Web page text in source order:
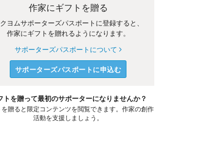
作家にギフトを贈る
ヨムサポーターズパスポートに登録すると、
作家にギフトを贈れるようになります。
サポーターズパスポートについて
サポーターズパスポートに申込む
トを贈って最初のサポーターになりませんか？
を贈ると限定コンテンツを閲覧できます。作家の創作
活動を支援しましょう。